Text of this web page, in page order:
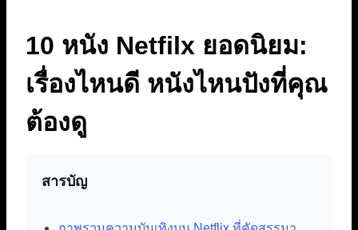
10 หนัง Netfilx ยอดนิยม:
เรื่องไหนดี หนังไหนปังที่คุณ
ต้องดู
สารบัญ